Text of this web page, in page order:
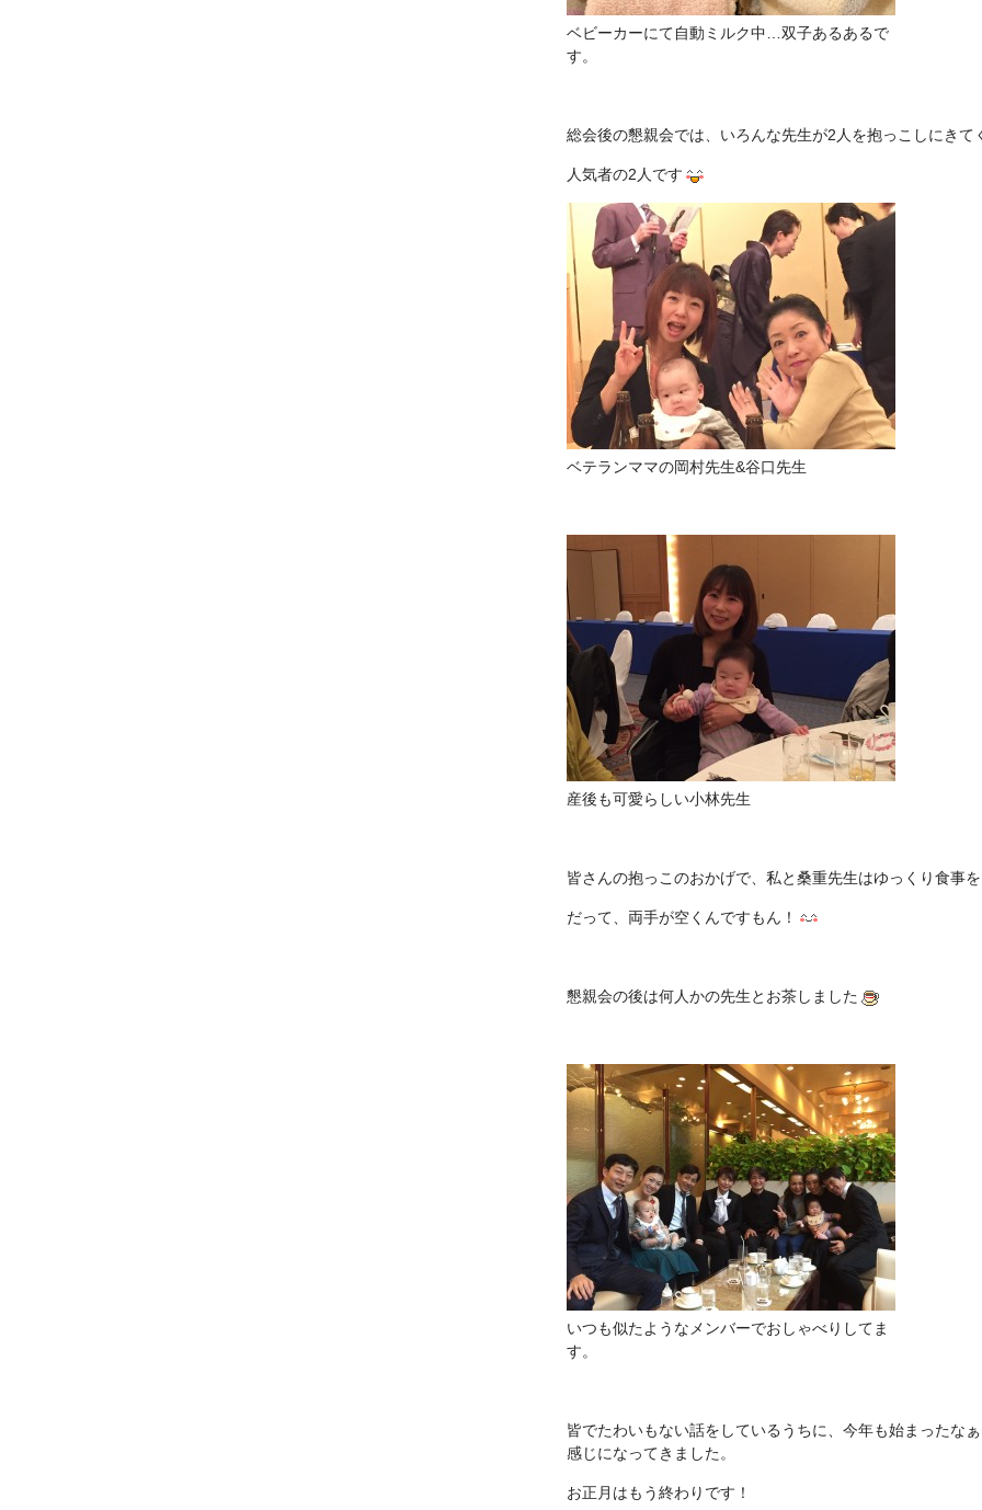
ベビーカーにて自動ミルク中…双子あるあるで
す。
総会後の懇親会では、いろんな先生が2人を抱っこしにきて
人気者の2人です
ベテランママの岡村先生&谷口先生
産後も可愛らしい小林先生
皆さんの抱っこのおかげで、私と桑重先生はゆっくり食事
だって、両手が空くんですもん！
懇親会の後は何人かの先生とお茶しました
いつも似たようなメンバーでおしゃべりしてま
す。
皆でたわいもない話をしているうちに、今年も始まったな
感じになってきました。
お正月はもう終わりです！